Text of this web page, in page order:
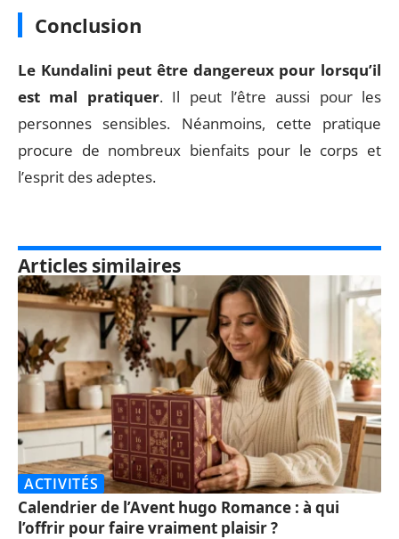
Conclusion
Le Kundalini peut être dangereux pour lorsqu’il
est mal pratiquer. Il peut l’être aussi pour les
personnes sensibles. Néanmoins, cette pratique
procure de nombreux bienfaits pour le corps et
l’esprit des adeptes.
Articles similaires
ACTIVITÉS
Calendrier de l’Avent hugo Romance : à qui
l’offrir pour faire vraiment plaisir ?